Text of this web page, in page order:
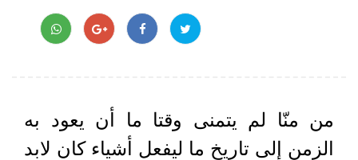
من منّا لم يتمنى وقتا ما أن يعود به
الزمن إلى تاريخ ما ليفعل أشياء كان لابد